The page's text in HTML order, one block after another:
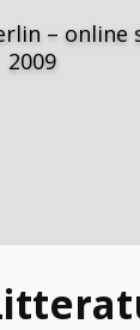
– online
2009